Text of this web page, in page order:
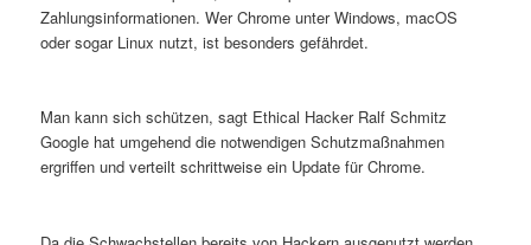
Zahlungsinformationen. Wer Chrome unter Windows, macOS
oder sogar Linux nutzt, ist besonders gefährdet.
Man kann sich schützen, sagt Ethical Hacker Ralf Schmitz
Google hat umgehend die notwendigen Schutzmaßnahmen
ergriffen und verteilt schrittweise ein Update für Chrome.